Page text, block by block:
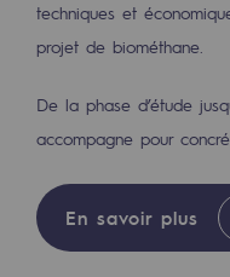
Sécurité et
Sécurité
Gouvernance
techniques et
projet de biométhane.
De la phase d’étude
accompagne pour
En savoir plus